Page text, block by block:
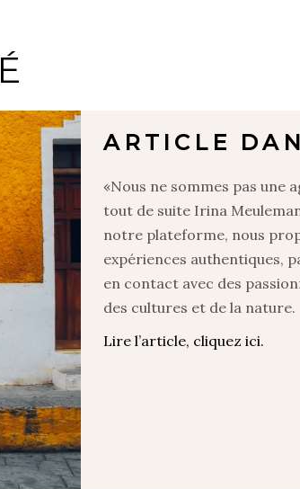
ARTICLE
«Nous ne sommes pas une
tout de suite Irina
notre plateforme, nous
expériences authentiques,
en contact avec des
des cultures et de la nature.
Lire l’article, cliquez ici.